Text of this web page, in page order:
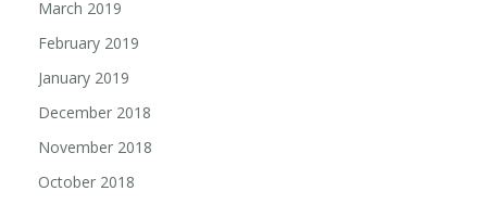
March 2019
February 2019
January 2019
December 2018
November 2018
October 2018